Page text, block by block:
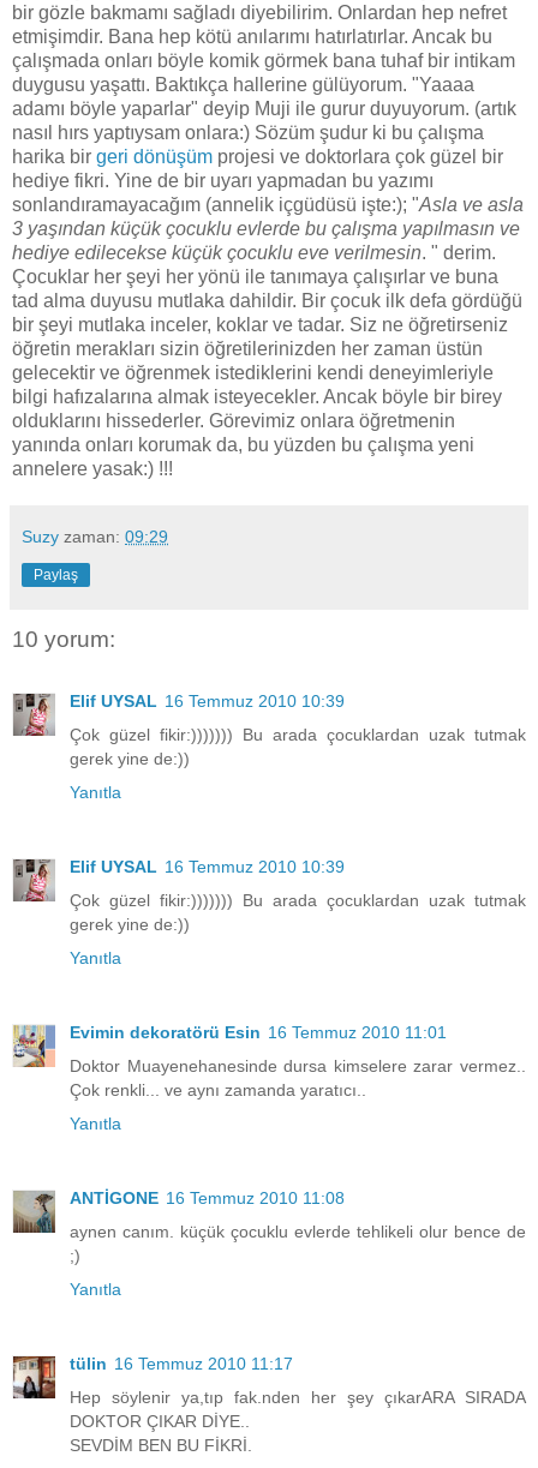
bir gözle bakmamı sağladı diyebilirim. Onlardan hep nefret
etmişimdir. Bana hep kötü anılarımı hatırlatırlar. Ancak bu
çalışmada onları böyle komik görmek bana tuhaf bir intikam
duygusu yaşattı. Baktıkça hallerine gülüyorum. "Yaaaa
adamı böyle yaparlar" deyip Muji ile gurur duyuyorum. (artık
nasıl hırs yaptıysam onlara:) Sözüm şudur ki bu çalışma
harika bir geri dönüşüm projesi ve doktorlara çok güzel bir
hediye fikri. Yine de bir uyarı yapmadan bu yazımı
sonlandıramayacağım (annelik içgüdüsü işte:); "Asla ve asla
3 yaşından küçük çocuklu evlerde bu çalışma yapılmasın ve
hediye edilecekse küçük çocuklu eve verilmesin. " derim.
Çocuklar her şeyi her yönü ile tanımaya çalışırlar ve buna
tad alma duyusu mutlaka dahildir. Bir çocuk ilk defa gördüğü
bir şeyi mutlaka inceler, koklar ve tadar. Siz ne öğretirseniz
öğretin merakları sizin öğretilerinizden her zaman üstün
gelecektir ve öğrenmek istediklerini kendi deneyimleriyle
bilgi hafızalarına almak isteyecekler. Ancak böyle bir birey
olduklarını hissederler. Görevimiz onlara öğretmenin
yanında onları korumak da, bu yüzden bu çalışma yeni
annelere yasak:) !!!
Suzy zaman: 09:29
Paylaş
10 yorum:
Elif UYSAL 16 Temmuz 2010 10:39
Çok güzel fikir:))))))) Bu arada çocuklardan uzak tutmak
gerek yine de:))
Yanıtla
Elif UYSAL 16 Temmuz 2010 10:39
Çok güzel fikir:))))))) Bu arada çocuklardan uzak tutmak
gerek yine de:))
Yanıtla
Evimin dekoratörü Esin 16 Temmuz 2010 11:01
Doktor Muayenehanesinde dursa kimselere zarar vermez..
Çok renkli... ve aynı zamanda yaratıcı..
Yanıtla
ANTİGONE 16 Temmuz 2010 11:08
aynen canım. küçük çocuklu evlerde tehlikeli olur bence de
;)
Yanıtla
tülin 16 Temmuz 2010 11:17
Hep söylenir ya,tıp fak.nden her şey çıkarARA SIRADA
DOKTOR ÇIKAR DİYE..
SEVDİM BEN BU FİKRİ.